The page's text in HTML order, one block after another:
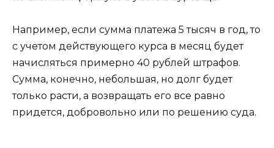
Например, если сумма платежа 5 тысяч в год, то
с учетом действующего курса в месяц будет
начисляться примерно 40 рублей штрафов.
Сумма, конечно, небольшая, но долг будет
только расти, а возвращать его все равно
придется, добровольно или по решению суда.